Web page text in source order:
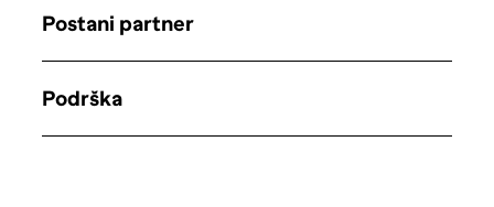
Postani partner
Podrška